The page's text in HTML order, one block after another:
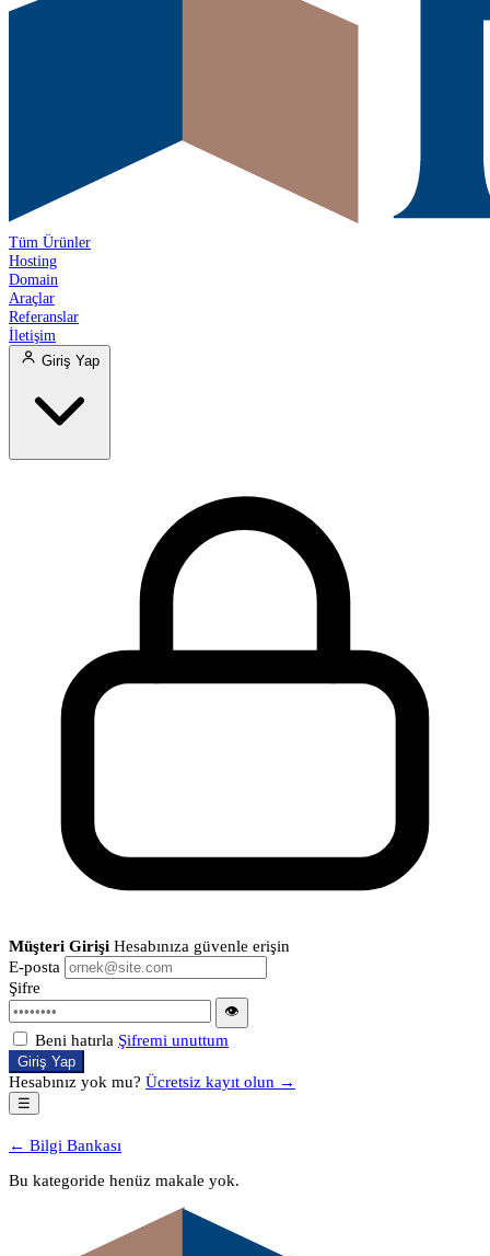
Tüm Ürünler
Hosting
Domain
Araçlar
Referanslar
İletişim
Giriş Yap
Müşteri Girişi Hesabınıza güvenle erişin
E-posta
Şifre
👁
Beni hatırla Şifremi unuttum
Giriş Yap
Hesabınız yok mu? Ücretsiz kayıt olun →
☰
← Bilgi Bankası
Bu kategoride henüz makale yok.